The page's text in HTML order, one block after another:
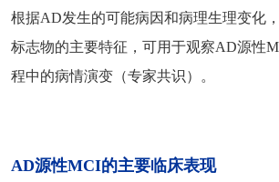
根据AD发生的可能病因和病理生理变化
标志物的主要特征，可用于观察AD源性
程中的病情演变（专家共识）。
AD源性MCI的主要临床表现